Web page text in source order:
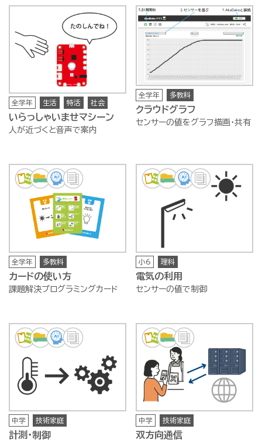
全学年 生活 特活 社会
いらっしゃいませマシーン
人が近づくと音声で案内
全学年 多教科
クラウドグラフ
センサーの値をグラフ描画・共有
全学年 多教科
カードの使い方
課題解決プログラミングカード
小6 理科
電気の利用
センサーの値で制御
中学 技術家庭
計測・制御
中学 技術家庭
双方向通信